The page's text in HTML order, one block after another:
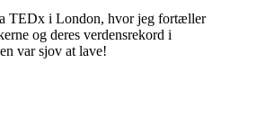
TEDx i London, hvor jeg fortæller
og deres verdensrekord i
var sjov at lave!